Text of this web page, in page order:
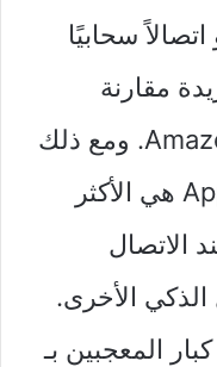
اتصالاً سحابيًا
مقارنة
بمنتجات Google و Amazon. ومع ذلك
، يجب أن تدرك أن Apple هي الأكثر
الاتصال
الذكي الأخرى.
المعجبين بـ